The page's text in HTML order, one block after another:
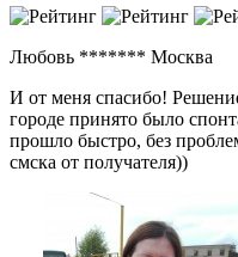
Любовь ******* Москва
И от меня спасибо!
городе принято было
прошло быстро, без
смска от получателя))